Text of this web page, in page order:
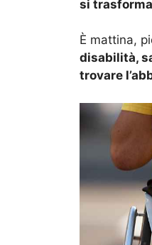
si
È mattina,
disabilità,
trovare